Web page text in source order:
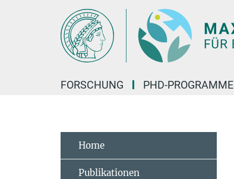
FORSCHUNG PHD-PROGRAMME
Home
Publikationen